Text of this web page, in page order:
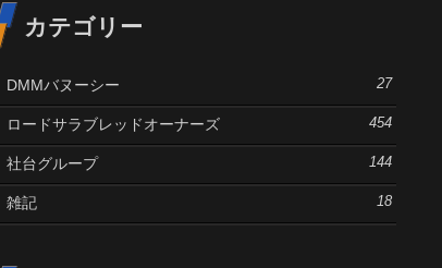
カテゴリー
DMMバヌーシー 27
ロードサラブレッドオーナーズ 454
社台グループ 144
雑記 18